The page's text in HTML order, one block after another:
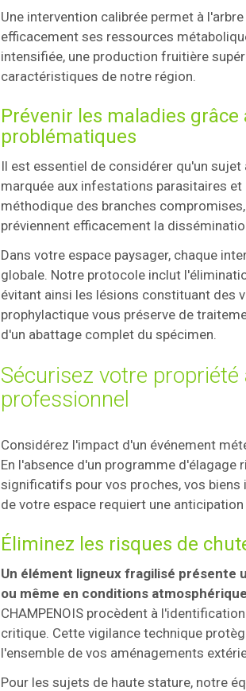
Une intervention calibrée permet à
efficacement ses ressources
intensifiée, une production fruitière
caractéristiques de notre région.
Prévenir les maladies
problématiques
Il est essentiel de considérer qu'un
marquée aux infestations parasitaires
méthodique des branches
préviennent efficacement la
Dans votre espace paysager, chaque
globale. Notre protocole inclut
évitant ainsi les lésions constituant des
prophylactique vous préserve de
d'un abattage complet du spécimen.
Sécurisez votre
professionnel
Considérez l'impact d'un événement
En l'absence d'un programme
significatifs pour vos proches, vos
de votre espace requiert une
Éliminez les risques de
Un élément ligneux fragilisé présente
ou même en conditions
CHAMPENOIS procèdent à
critique. Cette vigilance technique
l'ensemble de vos aménagements
Pour les sujets de haute stature, notre